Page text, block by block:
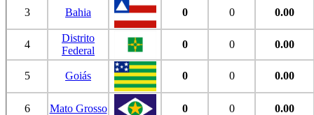
3 Bahia 0 0 0.00
4
Distrito
Federal
0 0 0.00
5 Goiás 0 0 0.00
6 Mato Grosso 0 0 0.00